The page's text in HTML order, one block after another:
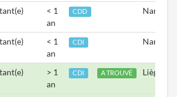
< 1
an
CDD Namur
< 1
an
CDI Namur
> 1
an
CDI A TROUVÉ Liège